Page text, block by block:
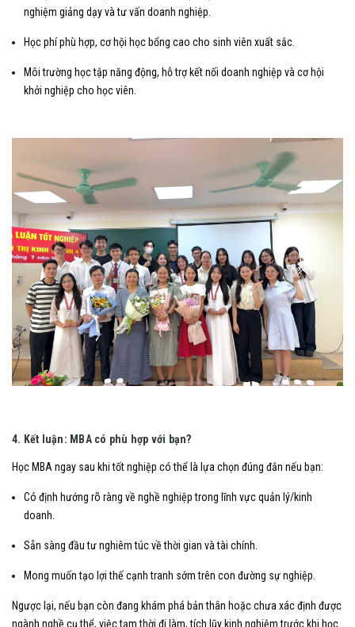
nghiệm giảng dạy và tư vấn doanh nghiệp.
Học phí phù hợp, cơ hội học bổng cao cho sinh viên xuất sắc.
Môi trường học tập năng động, hỗ trợ kết nối doanh nghiệp và cơ hội
khởi nghiệp cho học viên.
4. Kết luận: MBA có phù hợp với bạn?
Học MBA ngay sau khi tốt nghiệp có thể là lựa chọn đúng đắn nếu bạn:
Có định hướng rõ ràng về nghề nghiệp trong lĩnh vực quản lý/kinh
doanh.
Sẵn sàng đầu tư nghiêm túc về thời gian và tài chính.
Mong muốn tạo lợi thế cạnh tranh sớm trên con đường sự nghiệp.
Ngược lại, nếu bạn còn đang khám phá bản thân hoặc chưa xác định được
ngành nghề cụ thể, việc tạm thời đi làm, tích lũy kinh nghiệm trước khi học